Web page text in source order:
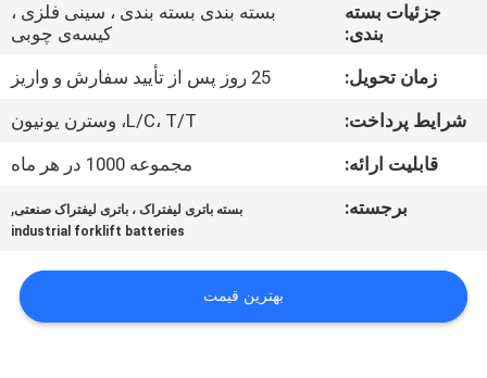
ما
سایت
جزئیات بسته
بندی:
بسته بندی بسته بندی ، سینی فلزی ،
کیسه‌ی چوبی
زمان تحویل:
25 روز پس از تأیید سفارش و واریز
شرایط پرداخت:
L/C، T/T، وسترن یونیون
قابلیت ارائه:
مجموعه 1000 در هر ماه
برجسته:
بسته باتری لیفتراک ، باتری لیفتراک صنعتی,
industrial forklift batteries
بهترین قیمت